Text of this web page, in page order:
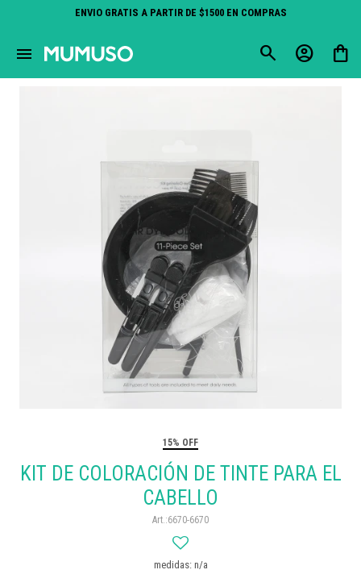
ENVIO GRATIS A PARTIR DE $1500 EN COMPRAS
menu
15% OFF
KIT DE COLORACIÓN DE TINTE PARA EL
CABELLO
6670-6670
medidas: n/a
close